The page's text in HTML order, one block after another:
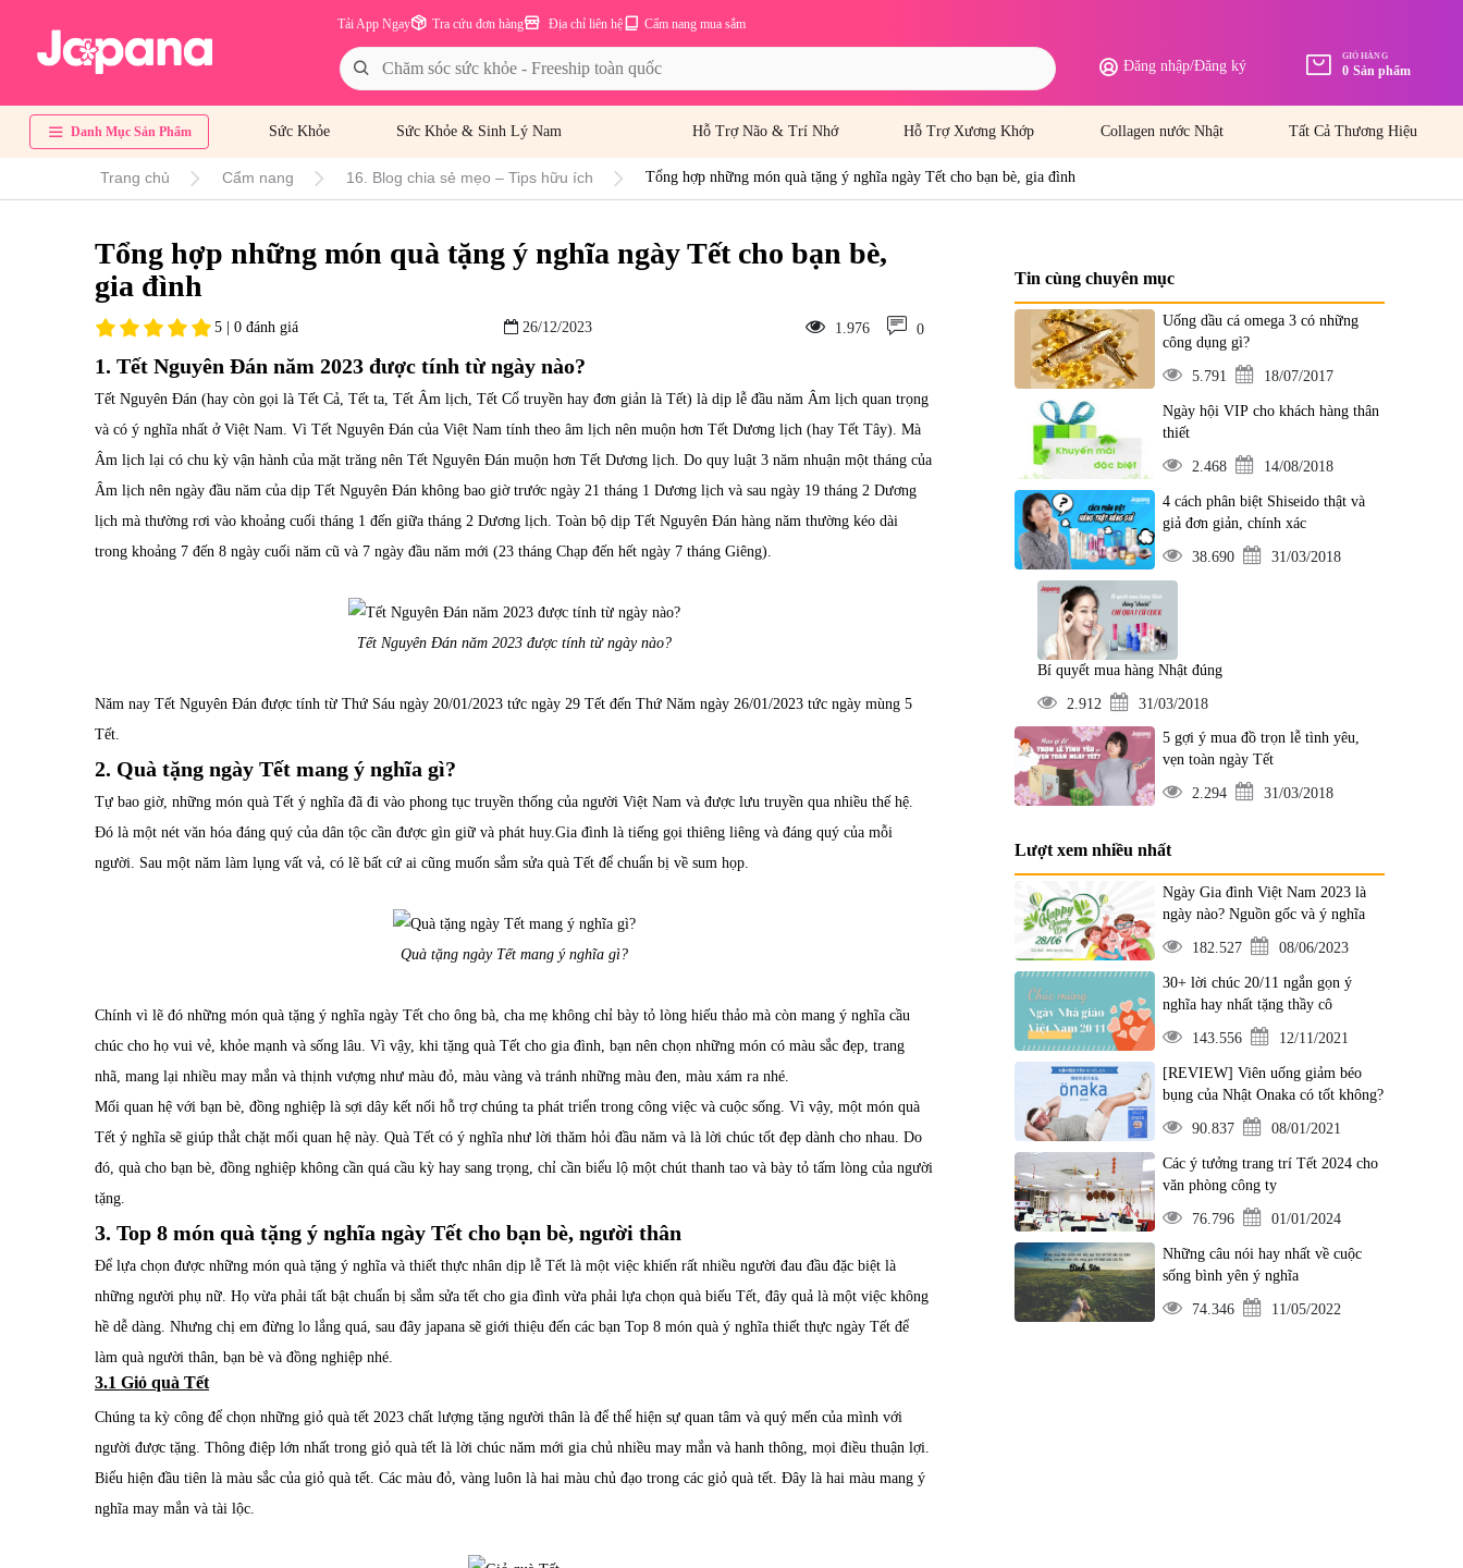
Cẩm nang mua sắm
Địa chỉ liên hệ
Tra cứu đơn hàng
Tải App Ngay
Đăng nhập/Đăng ký
GIỎ HÀNG
0 Sản phẩm
Danh Mục Sản Phẩm Sức Khỏe Sức Khỏe & Sinh Lý Nam Hỗ Trợ Não & Trí Nhớ Hỗ Trợ Xương Khớp Collagen nước Nhật Tất Cả Thương Hiệu
Trang chủ Cẩm nang 16. Blog chia sẻ mẹo – Tips hữu ích Tổng hợp những món quà tặng ý nghĩa ngày Tết cho bạn bè, gia đình
Tổng hợp những món quà tặng ý nghĩa ngày Tết cho bạn bè,
gia đình
5 | 0 đánh giá 26/12/2023 1.976 0
1. Tết Nguyên Đán năm 2023 được tính từ ngày nào?
Tết Nguyên Đán (hay còn gọi là Tết Cả, Tết ta, Tết Âm lịch, Tết Cổ truyền hay đơn giản là Tết) là dịp lễ đầu năm Âm lịch quan trọng
và có ý nghĩa nhất ở Việt Nam. Vì Tết Nguyên Đán của Việt Nam tính theo âm lịch nên muộn hơn Tết Dương lịch (hay Tết Tây). Mà
Âm lịch lại có chu kỳ vận hành của mặt trăng nên Tết Nguyên Đán muộn hơn Tết Dương lịch. Do quy luật 3 năm nhuận một tháng của
Âm lịch nên ngày đầu năm của dịp Tết Nguyên Đán không bao giờ trước ngày 21 tháng 1 Dương lịch và sau ngày 19 tháng 2 Dương
lịch mà thường rơi vào khoảng cuối tháng 1 đến giữa tháng 2 Dương lịch. Toàn bộ dịp Tết Nguyên Đán hàng năm thường kéo dài
trong khoảng 7 đến 8 ngày cuối năm cũ và 7 ngày đầu năm mới (23 tháng Chạp đến hết ngày 7 tháng Giêng).
Tết Nguyên Đán năm 2023 được tính từ ngày nào?
Năm nay Tết Nguyên Đán được tính từ Thứ Sáu ngày 20/01/2023 tức ngày 29 Tết đến Thứ Năm ngày 26/01/2023 tức ngày mùng 5
Tết.
2. Quà tặng ngày Tết mang ý nghĩa gì?
Tự bao giờ, những món quà Tết ý nghĩa đã đi vào phong tục truyền thống của người Việt Nam và được lưu truyền qua nhiều thế hệ.
Đó là một nét văn hóa đáng quý của dân tộc cần được gìn giữ và phát huy.Gia đình là tiếng gọi thiêng liêng và đáng quý của mỗi
người. Sau một năm làm lụng vất vả, có lẽ bất cứ ai cũng muốn sắm sửa quà Tết để chuẩn bị về sum họp.
Quà tặng ngày Tết mang ý nghĩa gì?
Chính vì lẽ đó những món quà tặng ý nghĩa ngày Tết cho ông bà, cha mẹ không chỉ bày tỏ lòng hiếu thảo mà còn mang ý nghĩa cầu
chúc cho họ vui vẻ, khỏe mạnh và sống lâu. Vì vậy, khi tặng quà Tết cho gia đình, bạn nên chọn những món có màu sắc đẹp, trang
nhã, mang lại nhiều may mắn và thịnh vượng như màu đỏ, màu vàng và tránh những màu đen, màu xám ra nhé.
Mối quan hệ với bạn bè, đồng nghiệp là sợi dây kết nối hỗ trợ chúng ta phát triển trong công việc và cuộc sống. Vì vậy, một món quà
Tết ý nghĩa sẽ giúp thắt chặt mối quan hệ này. Quà Tết có ý nghĩa như lời thăm hỏi đầu năm và là lời chúc tốt đẹp dành cho nhau. Do
đó, quà cho bạn bè, đồng nghiệp không cần quá cầu kỳ hay sang trọng, chỉ cần biểu lộ một chút thanh tao và bày tỏ tấm lòng của người
tặng.
3. Top 8 món quà tặng ý nghĩa ngày Tết cho bạn bè, người thân
Để lựa chọn được những món quà tặng ý nghĩa và thiết thực nhân dịp lễ Tết là một việc khiến rất nhiều người đau đầu đặc biệt là
những người phụ nữ. Họ vừa phải tất bật chuẩn bị sắm sửa tết cho gia đình vừa phải lựa chọn quà biếu Tết, đây quả là một việc không
hề dễ dàng. Nhưng chị em đừng lo lắng quá, sau đây japana sẽ giới thiệu đến các bạn Top 8 món quà ý nghĩa thiết thực ngày Tết để
làm quà người thân, bạn bè và đồng nghiệp nhé.
3.1 Giỏ quà Tết
Chúng ta kỳ công để chọn những giỏ quà tết 2023 chất lượng tặng người thân là để thể hiện sự quan tâm và quý mến của mình với
người được tặng. Thông điệp lớn nhất trong giỏ quà tết là lời chúc năm mới gia chủ nhiều may mắn và hanh thông, mọi điều thuận lợi.
Biểu hiện đầu tiên là màu sắc của giỏ quà tết. Các màu đỏ, vàng luôn là hai màu chủ đạo trong các giỏ quà tết. Đây là hai màu mang ý
nghĩa may mắn và tài lộc.
Tin cùng chuyên mục
Uống dầu cá omega 3 có những
công dụng gì?
5.791 18/07/2017
Ngày hội VIP cho khách hàng thân
thiết
2.468 14/08/2018
4 cách phân biệt Shiseido thật và
giả đơn giản, chính xác
38.690 31/03/2018
Bí quyết mua hàng Nhật đúng
2.912 31/03/2018
5 gợi ý mua đồ trọn lễ tình yêu,
vẹn toàn ngày Tết
2.294 31/03/2018
Lượt xem nhiều nhất
Ngày Gia đình Việt Nam 2023 là
ngày nào? Nguồn gốc và ý nghĩa
182.527 08/06/2023
30+ lời chúc 20/11 ngắn gọn ý
nghĩa hay nhất tặng thầy cô
143.556 12/11/2021
[REVIEW] Viên uống giảm béo
bụng của Nhật Onaka có tốt không?
90.837 08/01/2021
Các ý tưởng trang trí Tết 2024 cho
văn phòng công ty
76.796 01/01/2024
Những câu nói hay nhất về cuộc
sống bình yên ý nghĩa
74.346 11/05/2022